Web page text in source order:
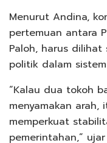
Menurut Andina,
pertemuan antara
Paloh, harus dilihat
politik dalam
“Kalau dua tokoh
menyamakan
memperkuat
pemerintahan,”